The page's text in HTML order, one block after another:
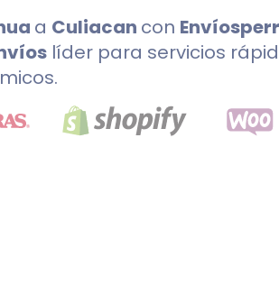
a Culiacan con
líder para servicios